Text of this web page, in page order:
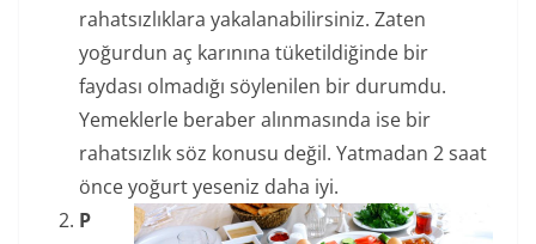
rahatsızlıklara yakalanabilirsiniz. Zaten
yoğurdun aç karınına tüketildiğinde bir
faydası olmadığı söylenilen bir durumdu.
Yemeklerle beraber alınmasında ise bir
rahatsızlık söz konusu değil. Yatmadan 2 saat
önce yoğurt yeseniz daha iyi.
P